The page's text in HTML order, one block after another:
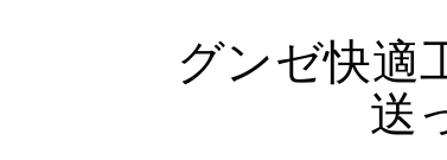
グンゼ快適
送